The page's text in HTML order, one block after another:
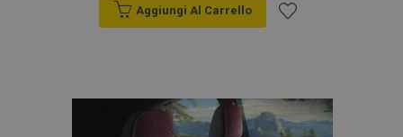
Aggiungi Al Carrello
lista